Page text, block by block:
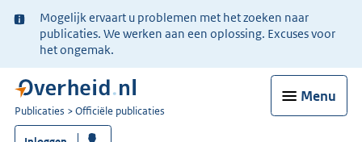
Ter
informatie:
Mogelijk ervaart u problemen met het zoeken naar
publicaties. We werken aan een oplossing. Excuses voor
het ongemak.
Menu
U
bent
Publicaties Officiële publicaties